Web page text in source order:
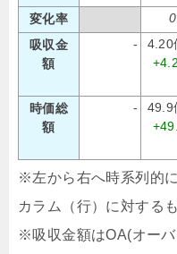
変化率
吸収金
額
-
4.20
時価総
額
-
49.9
※左から右へ時系列的
カラム（行）に対する
※吸収金額はOA(オー